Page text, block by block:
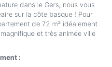
dans le Gers, nous vous
sur la côte basque ! Pour
de 72 m² idéalement
et très animée ville
: